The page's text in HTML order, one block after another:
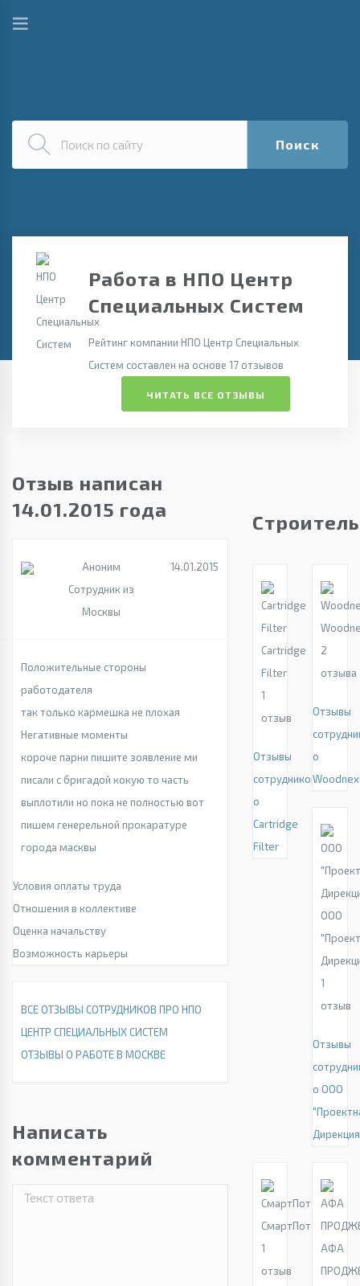
Поиск
Работа в НПО Центр
Специальных Систем
Рейтинг компании НПО Центр Специальных
Систем составлен на основе 17 отзывов
ЧИТАТЬ ВСЕ ОТЗЫВЫ
Отзыв написан
14.01.2015 года
Аноним
Сотрудник из
Москвы
14.01.2015
Положительные стороны
работодателя
так только кармешка не плохая
Негативные моменты
короче парни пишите зоявление ми
писали с бригадой кокую то часть
выплотили но пока не полностью вот
пишем генерельной прокаратуре
города масквы
Условия оплаты труда
Отношения в коллективе
Оценка начальству
Возможность карьеры
ВСЕ ОТЗЫВЫ СОТРУДНИКОВ ПРО НПО
ЦЕНТР СПЕЦИАЛЬНЫХ СИСТЕМ
ОТЗЫВЫ О РАБОТЕ В МОСКВЕ
Написать
комментарий
Cartridge
Filter
1
отзыв
Отзывы
сотрудников
о
Cartridge
Filter
2
отзыва
Отзывы
о
ООО
1
отзыв
Отзывы
о ООО
СмартПотолок
1
отзыв
АФА